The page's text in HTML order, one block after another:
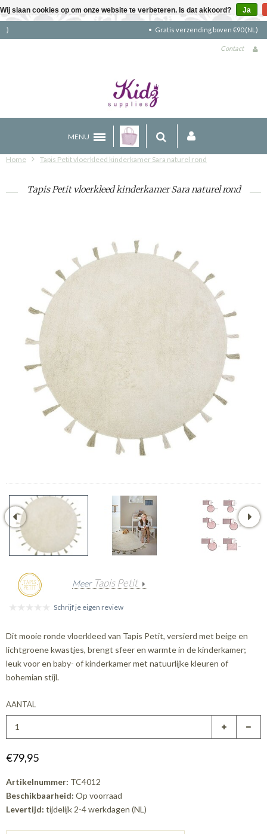
Gratis verzending boven €90 (NL)
Contact
MENU
Home Tapis Petit vloerkleed kinderkamer Sara naturel rond
Tapis Petit vloerkleed kinderkamer Sara naturel rond
Meer Tapis Petit
Schrijf je eigen review
Dit mooie ronde vloerkleed van Tapis Petit, versierd met beige en
lichtgroene kwastjes, brengt sfeer en warmte in de kinderkamer;
leuk voor en baby- of kinderkamer met natuurlijke kleuren of
bohemian stijl.
AANTAL
€79,95
Artikelnummer: TC4012
Beschikbaarheid: Op voorraad
Levertijd: tijdelijk 2-4 werkdagen (NL)
Wij slaan cookies op om onze website te verbeteren. Is dat akkoord? Ja